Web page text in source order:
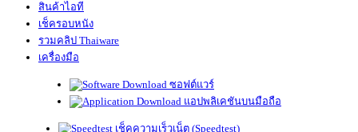
สินค้าไอที
เช็ครอบหนัง
รวมคลิป Thaiware
เครื่องมือ
ซอฟต์แวร์
แอปพลิเคชันบนมือถือ
เช็คความเร็วเน็ต (Speedtest)